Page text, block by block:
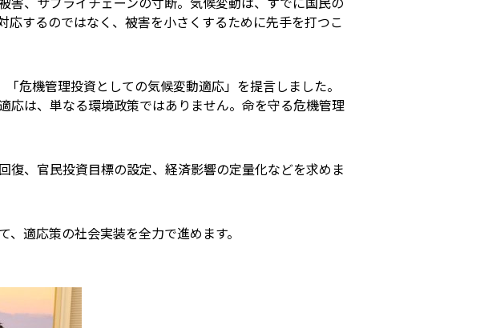
するのではなく、被害を小さくするために先手を打つこ
危機管理投資としての気候変動適応」を提言しました。
応は、単なる環境政策ではありません。命を守る危機管理
、官民投資目標の設定、経済影響の定量化などを求めま
適応策の社会実装を全力で進めます。